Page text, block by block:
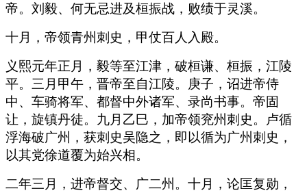
帝。刘毅、何无忌进及桓振战，败绩于灵溪。
十月，帝领青州刺史，甲仗百人入殿。
义熙元年正月，毅等至江津，破桓谦、桓振，江陵
平。三月甲午，晋帝至自江陵。庚子，诏进帝侍
中、车骑将军、都督中外诸军、录尚书事。帝固
让，旋镇丹徒。九月乙巳，加帝领兖州刺史。卢循
浮海破广州，获刺史吴隐之，即以循为广州刺史，
以其党徐道覆为始兴相。
二年三月，进帝督交、广二州。十月，论匡复勋，